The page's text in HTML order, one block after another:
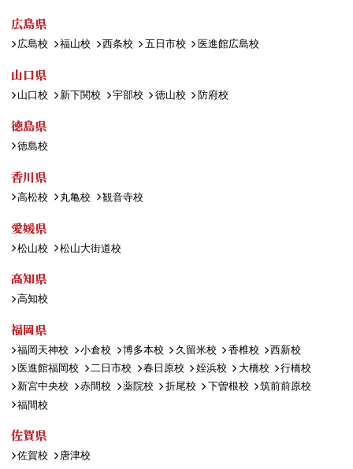
広島県
広島校 福山校 西条校 五日市校 医進館広島校
山口県
山口校 新下関校 宇部校 徳山校 防府校
徳島県
徳島校
香川県
高松校 丸亀校 観音寺校
愛媛県
松山校 松山大街道校
高知県
高知校
福岡県
福岡天神校 小倉校 博多本校 久留米校 香椎校
西新校
医進館福岡校
二日市校 春日原校 姪浜校 大橋校
行橋校
新宮中央校
赤間校 薬院校 折尾校 下曽根校
筑前前原校
福間校
佐賀県
佐賀校 唐津校